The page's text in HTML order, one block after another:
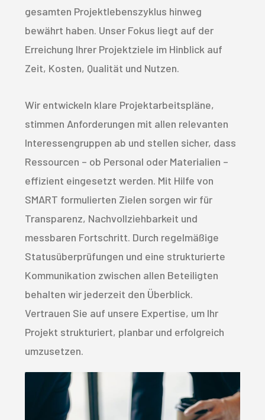
gesamten Projektlebenszyklus hinweg
bewährt haben. Unser Fokus liegt auf der
Erreichung Ihrer Projektziele im Hinblick auf
Zeit, Kosten, Qualität und Nutzen.
Wir entwickeln klare Projektarbeitspläne,
stimmen Anforderungen mit allen relevanten
Interessengruppen ab und stellen sicher, dass
Ressourcen – ob Personal oder Materialien –
effizient eingesetzt werden. Mit Hilfe von
SMART formulierten Zielen sorgen wir für
Transparenz, Nachvollziehbarkeit und
messbaren Fortschritt. Durch regelmäßige
Statusüberprüfungen und eine strukturierte
Kommunikation zwischen allen Beteiligten
behalten wir jederzeit den Überblick.
Vertrauen Sie auf unsere Expertise, um Ihr
Projekt strukturiert, planbar und erfolgreich
umzusetzen.